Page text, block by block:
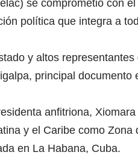
se comprometió con el
política que integra a
y altos representantes
principal documento
anfitriona, Xiomara
y el Caribe como Zona
en La Habana, Cuba.